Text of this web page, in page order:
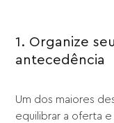
1. Organize
antecedência
Um dos maiores
equilibrar a oferta e